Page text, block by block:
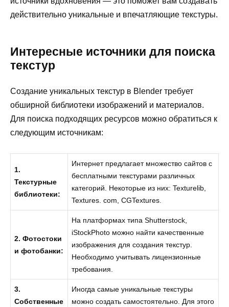
действительно уникальные и впечатляющие текстуры.
Интересные источники для поиска
текстур
Создание уникальных текстур в Blender требует
обширной библиотеки изображений и материалов.
Для поиска подходящих ресурсов можно обратиться к
следующим источникам:
1.
Текстурные
библиотеки:
Интернет предлагает множество сайтов с
бесплатными текстурами различных
категорий. Некоторые из них: Texturelib,
Textures. com, CGTextures.
2. Фотостоки
и фотобанки:
На платформах типа Shutterstock,
iStockPhoto можно найти качественные
изображения для создания текстур.
Необходимо учитывать лицензионные
требования.
3.
Собственные
Иногда самые уникальные текстуры
можно создать самостоятельно. Для этого